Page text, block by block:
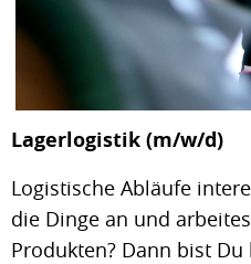
Lagerlogistik (m/w/d)
Logistische Abläufe
die Dinge an und
Produkten? Dann bist